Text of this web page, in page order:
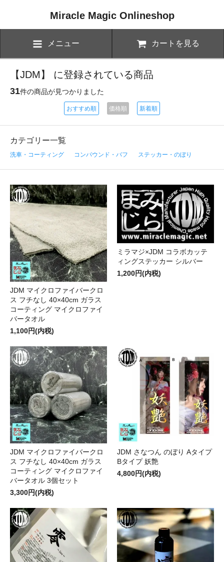
Miracle Magic Onlineshop
メニュー カートを見る
【JDM】 に登録されている商品
31件の商品が見つかりました
おすすめ順 価格順 新着順
カテゴリー一覧
洗車・コーティング コンパウンド・バフ ステッカー・のぼり
JDM マイクロファイバークロ
ス フチなし 40×40cm ガラス
コーティング マイクロファイ
バータオル
1,100円(内税)
ミラマジ×JDM コラボカッテ
ィングステッカー シルバー
1,200円(内税)
JDM マイクロファイバークロ
ス フチなし 40×40cm ガラス
コーティング マイクロファイ
バータオル 3個セット
3,300円(内税)
JDM さなつん のぼり Aタイプ
Bタイプ 妖艶
4,800円(内税)